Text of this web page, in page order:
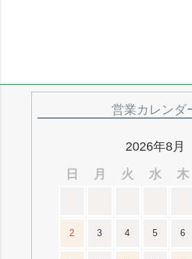
営業カレンダ
2026年8月
日
月 火 水 木
2 3 4 5 6